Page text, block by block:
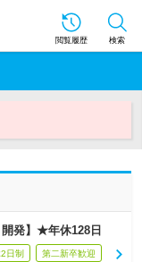
閲覧履歴 検索
発】★年休128日
日制 第二新卒歓迎